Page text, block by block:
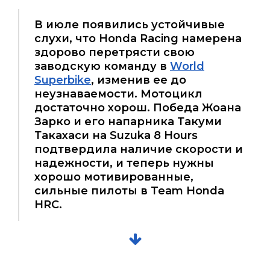
В июле появились устойчивые
слухи, что Honda Racing намерена
здорово перетрясти свою
заводскую команду в World
Superbike, изменив ее до
неузнаваемости. Мотоцикл
достаточно хорош. Победа Жоана
Зарко и его напарника Такуми
Такахаси на Suzuka 8 Hours
подтвердила наличие скорости и
надежности, и теперь нужны
хорошо мотивированные,
сильные пилоты в Team Honda
HRC.